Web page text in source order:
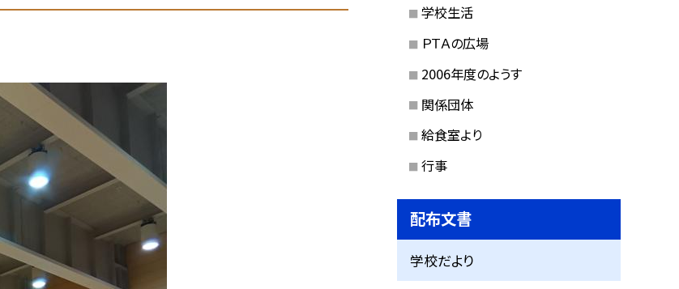
学校生活
ＰＴＡの広場
2006年度のようす
関係団体
給食室より
行事
配布文書
学校だより